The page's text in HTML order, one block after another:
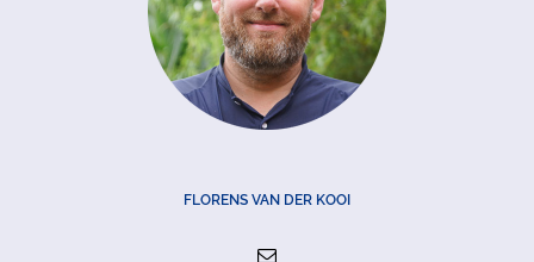
FLORENS VAN DER KOOI